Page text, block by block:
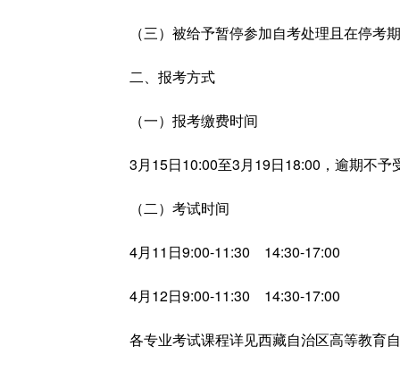
（三）被给予暂停参加自考处理且在停考
二、报考方式
（一）报考缴费时间
3月15日10:00至3月19日18:00，逾期不予
（二）考试时间
4月11日9:00-11:30 14:30-17:00
4月12日9:00-11:30 14:30-17:00
各专业考试课程详见西藏自治区高等教育